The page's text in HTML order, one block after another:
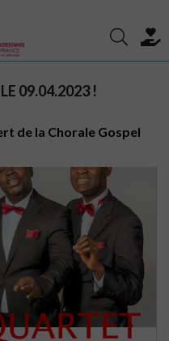
09.04.2023 !
de la Chorale Gospel